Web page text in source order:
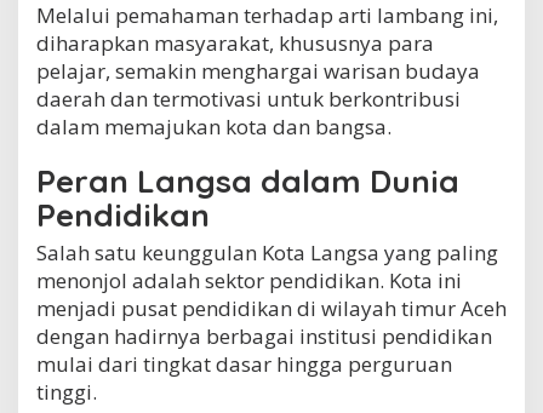
Melalui pemahaman terhadap arti lambang ini,
diharapkan masyarakat, khususnya para
pelajar, semakin menghargai warisan budaya
daerah dan termotivasi untuk berkontribusi
dalam memajukan kota dan bangsa.
Peran Langsa dalam Dunia
Pendidikan
Salah satu keunggulan Kota Langsa yang paling
menonjol adalah sektor pendidikan. Kota ini
menjadi pusat pendidikan di wilayah timur Aceh
dengan hadirnya berbagai institusi pendidikan
mulai dari tingkat dasar hingga perguruan
tinggi.